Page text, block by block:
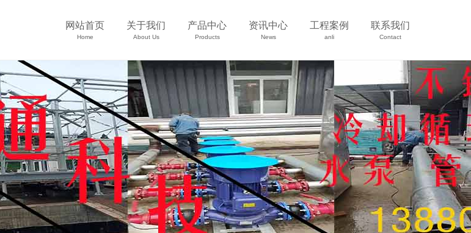
网站首页
Home
关于我们
About Us
产品中心
Products
资讯中心
News
工程案例
anli
联系我们
Contact